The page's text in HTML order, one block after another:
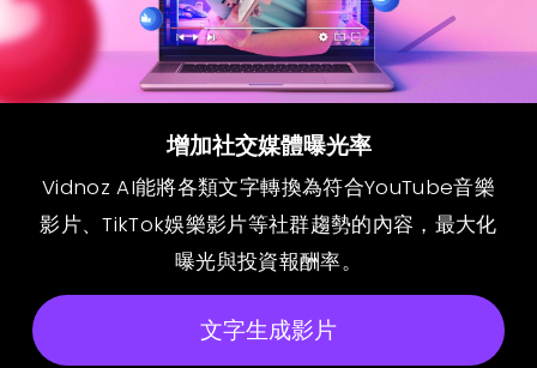
增加社交媒體曝光率
Vidnoz AI能將各類文字轉換為符合YouTube音樂
影片、TikTok娛樂影片等社群趨勢的內容，最大化
曝光與投資報酬率。
文字生成影片